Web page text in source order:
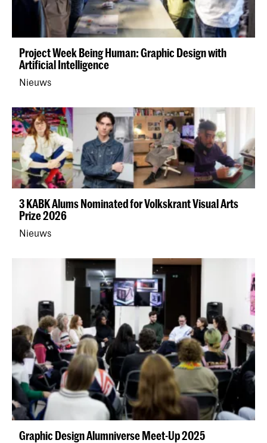
Project Week Being Human: Graphic Design with
Artificial Intelligence
Nieuws
3 KABK Alums Nominated for Volkskrant Visual Arts
Prize 2026
Nieuws
Graphic Design Alumniverse Meet-Up 2025